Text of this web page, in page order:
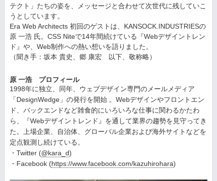
テクト」たちの姿を、メッセージと合わせて次世代に残していこ
うとしています。
Era Web Architects 初回のゲストは、KANSOCK.INDUSTRIESの
原 一浩 氏。CSS Niteで14年間続けている『Webデザイントレン
ド』や、Web制作への熱い想いを語りました。
（聞き手：坂本 貴史、郷 康宏 以下、敬称略）
原 一浩 プロフィール
1998年に独立、同年、ウェブデザイン専門のメールメディア
「DesignWedge」の発行を開始 。Webデザインやフロントエン
ド、バックエンドなど雑食的にいろいろな仕事に関わるかたわ
ら、『Webデザイントレンド』を通して業界の趨勢を見守ってき
た。上場企業、自治体、グローバル企業および海外サイトなどを
定点観測し続けている。
・Twitter (@kara_d)
・Facebook (https://www.facebook.com/kazuhirohara)